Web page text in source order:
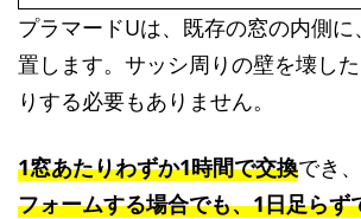
プラマードUは、既存の窓の内側
置します。サッシ周りの壁を壊し
りする必要もありません。
1窓あたりわずか1時間で交換でき、
フォームする場合でも、1日足らず